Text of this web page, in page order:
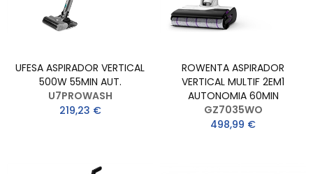
UFESA ASPIRADOR VERTICAL
500W 55MIN AUT.
U7PROWASH
219,23 €
ROWENTA ASPIRADOR
VERTICAL MULTIF 2EM1
AUTONOMIA 60MIN
GZ7035WO
498,99 €